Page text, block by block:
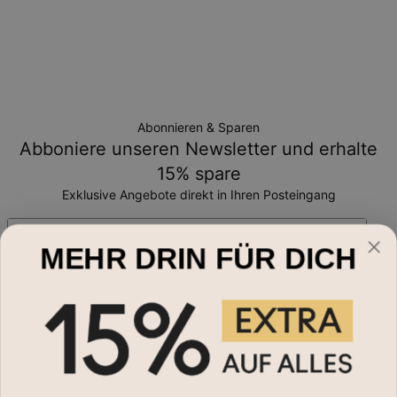
Abonnieren & Sparen
Abboniere unseren Newsletter und erhalte
15% spare
Exklusive Angebote direkt in Ihren Posteingang
Schmuckart
Namensketten
MEHR DRIN FÜR DICH